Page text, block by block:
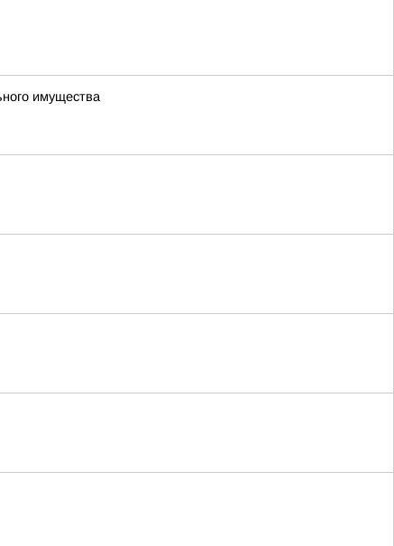
имущества